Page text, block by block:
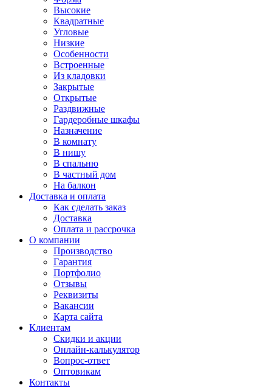
Высокие
Квадратные
Угловые
Низкие
Особенности
Встроенные
Из кладовки
Закрытые
Открытые
Раздвижные
Гардеробные шкафы
Назначение
В комнату
В нишу
В спальню
В частный дом
На балкон
Доставка и оплата
Как сделать заказ
Доставка
Оплата и рассрочка
О компании
Производство
Гарантия
Портфолио
Отзывы
Реквизиты
Вакансии
Карта сайта
Клиентам
Скидки и акции
Онлайн-калькулятор
Вопрос-ответ
Оптовикам
Контакты